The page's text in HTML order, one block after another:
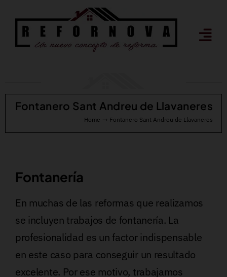
contenido
Fontanero Sant Andreu de Llavaneres
Home Fontanero Sant Andreu de Llavaneres
Fontanería
En muchas de las reformas que realizamos
se incluyen trabajos de fontanería. La
profesionalidad es un factor indispensable
en este caso para conseguir un resultado
excelente. Por ese motivo, trabajamos